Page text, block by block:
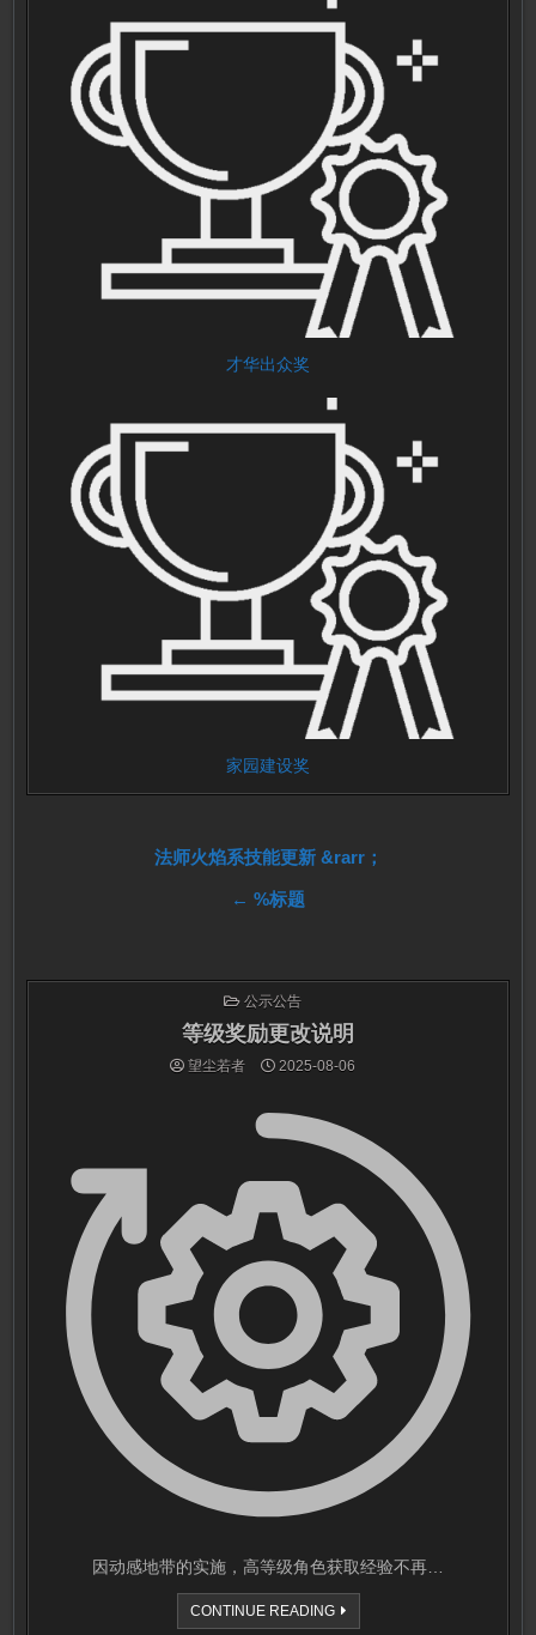
才华出众奖
家园建设奖
法师火焰系技能更新 &rarr；
← %标题
发
布
于
公示公告
等级奖励更改说明
望尘若者 2025-08-06
因动感地带的实施，高等级角色获取经验不再…
CONTINUE READING等
级